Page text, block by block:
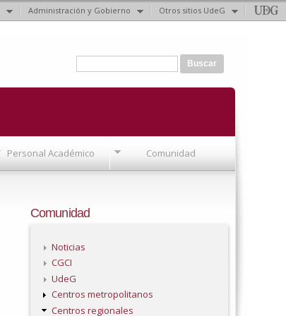
Administración y Gobierno Otros sitios UdeG
Formulario de búsqueda
Personal Académico Comunidad
Comunidad
Noticias
CGCI
UdeG
Centros metropolitanos
Centros regionales